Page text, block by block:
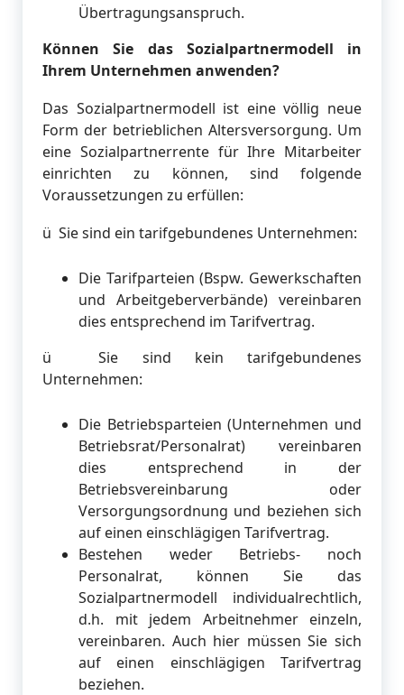
Übertragungsanspruch.
Können Sie das Sozialpartnermodell in
Ihrem Unternehmen anwenden?
Das Sozialpartnermodell ist eine völlig neue
Form der betrieblichen Altersversorgung. Um
eine Sozialpartnerrente für Ihre Mitarbeiter
einrichten zu können, sind folgende
Voraussetzungen zu erfüllen:
ü Sie sind ein tarifgebundenes Unternehmen:
Die Tarifparteien (Bspw. Gewerkschaften
und Arbeitgeberverbände) vereinbaren
dies entsprechend im Tarifvertrag.
ü Sie sind kein tarifgebundenes
Unternehmen:
Die Betriebsparteien (Unternehmen und
Betriebsrat/Personalrat) vereinbaren
dies entsprechend in der
Betriebsvereinbarung oder
Versorgungsordnung und beziehen sich
auf einen einschlägigen Tarifvertrag.
Bestehen weder Betriebs- noch
Personalrat, können Sie das
Sozialpartnermodell individualrechtlich,
d.h. mit jedem Arbeitnehmer einzeln,
vereinbaren. Auch hier müssen Sie sich
auf einen einschlägigen Tarifvertrag
beziehen.